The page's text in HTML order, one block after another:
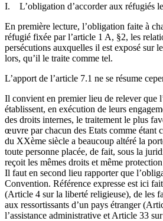
I. L’obligation d’accorder aux réfugiés
En première lecture, l’obligation faite à
réfugié fixée par l’article 1 A, §2, les
persécutions auxquelles il est exposé sur
lors, qu’il le traite comme tel.
L’apport de l’article 7.1 ne se résume
Il convient en premier lieu de relever que
établissent, en exécution de leurs
des droits internes, le traitement le plus
œuvre par chacun des Etats comme étant
du XXème siècle a beaucoup altéré la
toute personne placée, de fait, sous la
reçoit les mêmes droits et même
Il faut en second lieu rapporter que
Convention. Référence expresse est ici
(Article 4 sur la liberté religieuse), de les
aux ressortissants d’un pays étranger
l’assistance administrative et Article 33